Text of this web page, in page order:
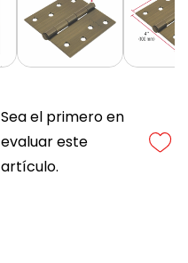
Sea el primero en
evaluar este
artículo.